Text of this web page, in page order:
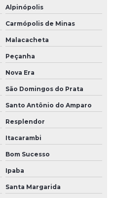
Alpinópolis
Carmópolis de Minas
Malacacheta
Peçanha
Nova Era
São Domingos do Prata
Santo Antônio do Amparo
Resplendor
Itacarambi
Bom Sucesso
Ipaba
Santa Margarida